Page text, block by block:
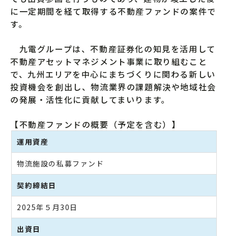
に一定期間を経て取得する不動産ファンドの案件で
す。
九電グループは、不動産証券化の知見を活用して
不動産アセットマネジメント事業に取り組むこと
で、九州エリアを中心にまちづくりに関わる新しい
投資機会を創出し、物流業界の課題解決や地域社会
の発展・活性化に貢献してまいります。
【不動産ファンドの概要（予定を含む）】
運用資産
物流施設の私募ファンド
契約締結日
2025年５月30日
出資日